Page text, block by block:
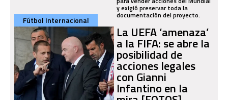
y exigió preservar toda la
documentación del proyecto.
Fútbol Internacional
La UEFA ‘amenaza’
a la FIFA: se abre la
posibilidad de
acciones legales
con Gianni
Infantino en la